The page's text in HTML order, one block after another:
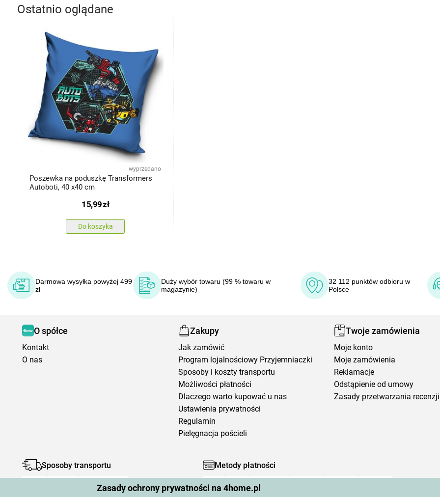
Zasady ochrony prywatności na 4home.pl
Ostatnio oglądane
wyprzedano
Poszewka na poduszkę Transformers
Autoboti, 40 x40 cm
15,99zł
Do koszyka
Darmowa wysyłka powyżej 499
zł
Duży wybór towaru (99 % towaru w
magazynie)
32 112 punktów odbioru w
Polsce
O spółce
Kontakt
O nas
Zakupy
Jak zamówić
Program lojalnościowy Przyjemniaczki
Sposoby i koszty transportu
Możliwości płatności
Dlaczego warto kupować u nas
Ustawienia prywatności
Regulamin
Pielęgnacja pościeli
Twoje zamówienia
Moje konto
Moje zamówienia
Reklamacje
Odstąpienie od umowy
Zasady przetwarzania recenzji
Sposoby transportu Metody płatności